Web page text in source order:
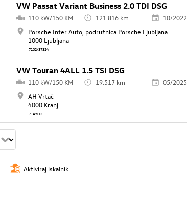
VW Passat Variant Business 2.0 TDI DSG
110 kW/150 KM 121.816 km
10/2022
Porsche Inter Auto, podružnica Porsche Ljubljana
1000 Ljubljana
7102/37324
VW Touran 4ALL 1.5 TSI DSG
110 kW/150 KM 19.517 km
05/2025
AH Vrtač
4000 Kranj
7149/13
Aktiviraj iskalnik